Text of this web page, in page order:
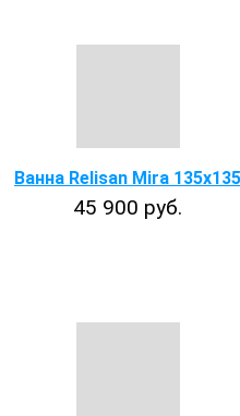
Ванна Relisan Mira 135х135
45 900 руб.